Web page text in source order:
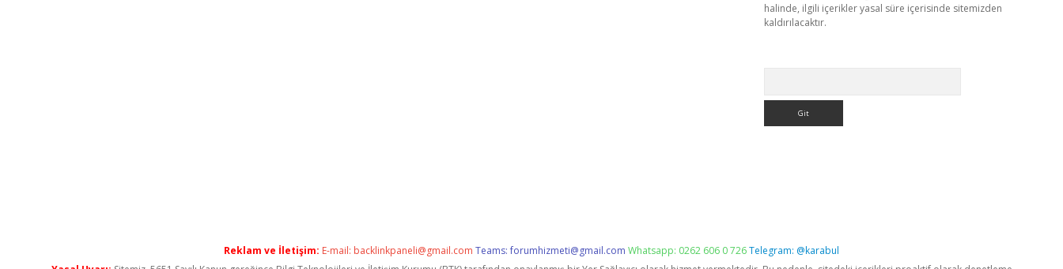
halinde, ilgili içerikler yasal süre içerisinde sitemizden
kaldırılacaktır.
Reklam ve İletişim: E-mail: backlinkpaneli@gmail.com Teams:forumhizmeti@gmail.com Whatsapp: 0262 606 0 726Telegram: @karabul